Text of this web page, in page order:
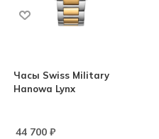
Часы Swiss Military
Hanowa Lynx
44 700₽